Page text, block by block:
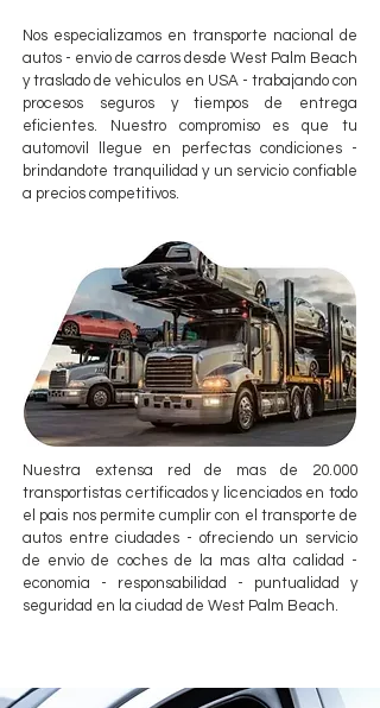
Nos especializamos en transporte nacional de
autos - envio de carros desde West Palm Beach
y traslado de vehiculos en USA - trabajando con
procesos seguros y tiempos de entrega
eficientes. Nuestro compromiso es que tu
automovil llegue en perfectas condiciones -
brindandote tranquilidad y un servicio confiable
a precios competitivos.
Nuestra extensa red de mas de 20.000
transportistas certificados y licenciados en todo
el pais nos permite cumplir con el transporte de
autos entre ciudades - ofreciendo un servicio
de envio de coches de la mas alta calidad -
economia - responsabilidad - puntualidad y
seguridad en la ciudad de West Palm Beach.